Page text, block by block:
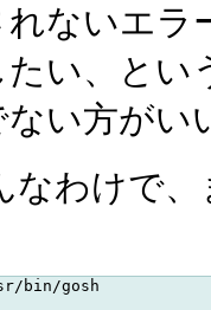
れないエラ
たい、とい
ない方がい
なわけで
bin/gosh